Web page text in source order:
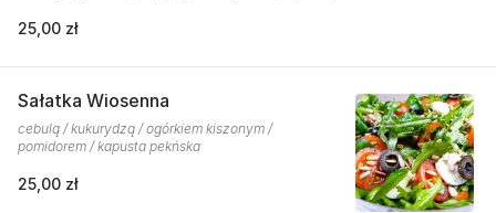
25,00 zł
Sałatka Wiosenna
cebulą / kukurydzą / ogórkiem kiszonym /
pomidorem / kapusta pekńska
25,00 zł